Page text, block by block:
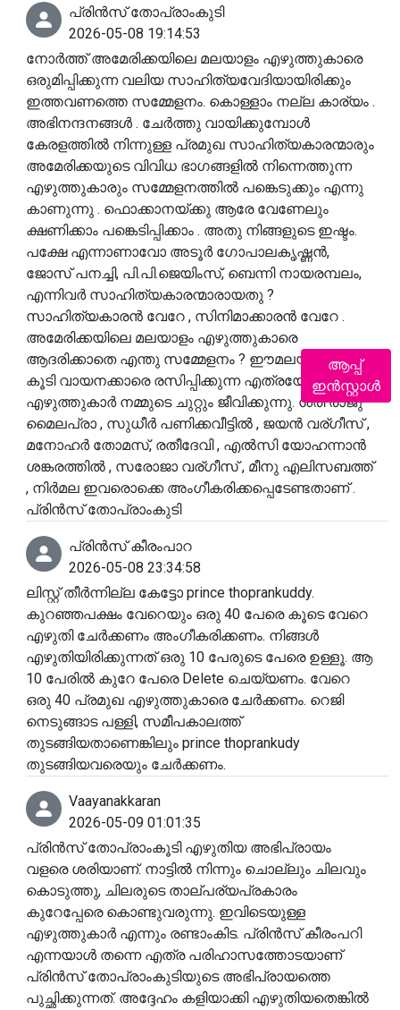
പ്രിൻസ് തോപ്രാംകുടി
2026-05-08 19:14:53
നോര്‍ത്ത് അമേരിക്കയിലെ മലയാളം എഴുത്തുകാരെ
ഒരുമിപ്പിക്കുന്ന വലിയ സാഹിത്യവേദിയായിരിക്കും
ഇത്തവണത്തെ സമ്മേളനം. കൊള്ളാം നല്ല കാര്യം .
അഭിനന്ദനങ്ങൾ . ചേർത്തു വായിക്കുമ്പോൾ
കേരളത്തില്‍ നിന്നുള്ള പ്രമുഖ സാഹിത്യകാരന്മാരും
അമേരിക്കയുടെ വിവിധ ഭാഗങ്ങളില്‍ നിന്നെത്തുന്ന
എഴുത്തുകാരും സമ്മേളനത്തില്‍ പങ്കെടുക്കും എന്നു
കാണുന്നു . ഫൊക്കാനയ്ക്കു ആരേ വേണേലും
ക്ഷണിക്കാം പങ്കെടിപ്പിക്കാം . അതു നിങ്ങളുടെ ഇഷ്ടം.
പക്ഷേ എന്നാണാവോ അടൂര്‍ ഗോപാലകൃഷ്ണന്‍,
ജോസ് പനച്ചി, പി.പി.ജെയിംസ്, ബെന്നി നായരമ്പലം,
എന്നിവർ സാഹിത്യകാരന്മാരായതു ?
സാഹിത്യകാരൻ വേറേ , സിനിമാക്കാരൻ വേറേ .
അമേരിക്കയിലെ മലയാളം എഴുത്തുകാരെ
ആദരിക്കാതെ എന്തു സമ്മേളനം ? ഈമലയാളിൽ
കൂടി വായനക്കാരെ രസിപ്പിക്കുന്ന എത്രയോ
എഴുത്തുകാർ നമ്മുടെ ചുറ്റും ജീവിക്കുന്നു. ശ്രീ രാജു
മൈലപ്രാ , സുധീർ പണിക്കവീട്ടിൽ , ജയൻ വര്ഗീസ് ,
മനോഹർ തോമസ്, രതീദേവി , എൽസി യോഹന്നാൻ
ശങ്കരത്തിൽ , സരോജാ വര്ഗീസ് , മീനു എലിസബത്ത്
, നിർമല ഇവരൊക്കെ അംഗീകരിക്കപ്പെടേണ്ടതാണ് .
പ്രിൻസ് തോപ്രാംകുടി
പ്രിൻസ് കീരംപാറ
2026-05-08 23:34:58
ലിസ്റ്റ് തീർന്നില്ല കേട്ടോ prince thoprankuddy.
കുറഞ്ഞപക്ഷം വേറെയും ഒരു 40 പേരെ കൂടെ വേറെ
എഴുതി ചേർക്കണം അംഗീകരിക്കണം. നിങ്ങൾ
എഴുതിയിരിക്കുന്നത് ഒരു 10 പേരുടെ പേരെ ഉള്ളൂ. ആ
10 പേരിൽ കുറേ പേരെ Delete ചെയ്യണം. വേറെ
ഒരു 40 പ്രമുഖ എഴുത്തുകാരെ ചേർക്കണം. റെജി
നെടുങ്ങാട പള്ളി, സമീപകാലത്ത്
തുടങ്ങിയതാണെങ്കിലും prince thoprankudy
തുടങ്ങിയവരെയും ചേർക്കണം.
Vaayanakkaran
2026-05-09 01:01:35
പ്രിൻസ് തോപ്രാംകൂടി എഴുതിയ അഭിപ്രായം
വളരെ ശരിയാണ്. നാട്ടിൽ നിന്നും ചൊല്ലും ചിലവും
കൊടുത്തു, ചിലരുടെ താല്പര്യപ്രകാരം
കുറേപ്പേരെ കൊണ്ടുവരുന്നു. ഇവിടെയുള്ള
എഴുത്തുകാർ എന്നും രണ്ടാംകിട. പ്രിൻസ് കീരംപറി
എന്നയാൾ തന്നെ എത്ര പരിഹാസത്തോടയാണ്
പ്രിൻസ് തോപ്രാംകുടിയുടെ അഭിപ്രായത്തെ
പുച്ഛിക്കുന്നത്. അദ്ദേഹം കളിയാക്കി എഴുതിയതെങ്കിൽ
ആപ്പ്
ഇൻസ്റ്റാൾ